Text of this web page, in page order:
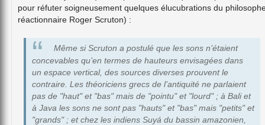
pour réfuter soigneusement quelques élucubrations du
réactionnaire Roger Scruton) :
Même si Scruton a postulé que les sons n’étaient
concevables qu’en termes de hauteurs envisagées dans
un espace vertical, des sources diverses prouvent le
contraire. Les théoriciens grecs de l’antiquité ne parlaient
pas de "haut" et "bas" mais de "pointu" et "lourd" ; à Bali et
à Java les sons ne sont pas "hauts" et "bas" mais "petits" et
"grands" ; et chez les indiens Suyá du bassin amazonien,